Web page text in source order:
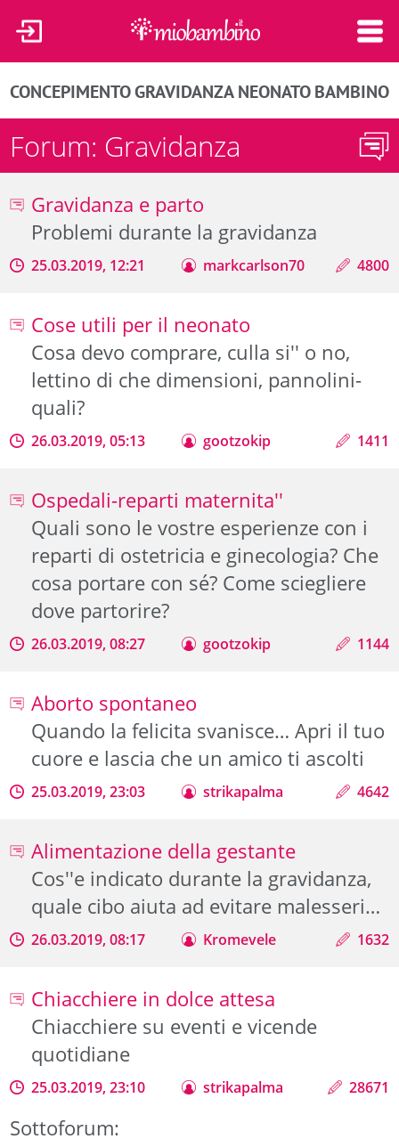
CONCEPIMENTOGRAVIDANZA NEONATO BAMBINO
Forum: Gravidanza
Gravidanza e parto
Problemi durante la gravidanza
25.03.2019, 12:21 markcarlson70 4800
Cose utili per il neonato
Cosa devo comprare, culla si'' o no,
lettino di che dimensioni, pannolini-
quali?
26.03.2019, 05:13 gootzokip 1411
Ospedali-reparti maternita''
Quali sono le vostre esperienze con i
reparti di ostetricia e ginecologia? Che
cosa portare con sé? Come sciegliere
dove partorire?
26.03.2019, 08:27 gootzokip 1144
Aborto spontaneo
Quando la felicita svanisce… Apri il tuo
cuore e lascia che un amico ti ascolti
25.03.2019, 23:03 strikapalma 4642
Alimentazione della gestante
Cos''e indicato durante la gravidanza,
quale cibo aiuta ad evitare malesseri…
26.03.2019, 08:17 Kromevele 1632
Chiacchiere in dolce attesa
Chiacchiere su eventi e vicende
quotidiane
25.03.2019, 23:10 strikapalma 28671
Sottoforum: